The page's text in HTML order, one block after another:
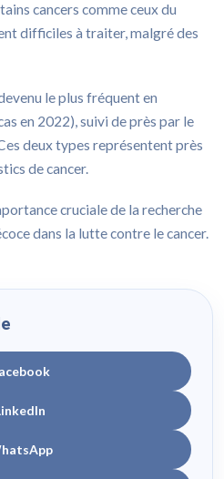
cancers comme ceux du
difficiles à traiter, malgré des
le plus fréquent en
en 2022), suivi de près par le
deux types représentent près
de cancer.
cruciale de la recherche
dans la lutte contre le cancer.